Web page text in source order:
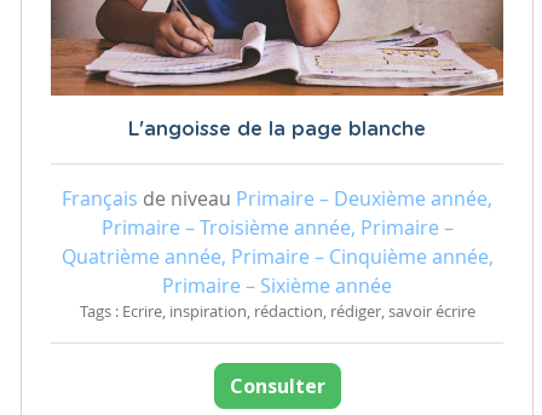
L'angoisse de la page blanche
Français de niveau Primaire – Deuxième année,
Primaire – Troisième année, Primaire –
Quatrième année, Primaire – Cinquième année,
Primaire – Sixième année
Tags : Ecrire, inspiration, rédaction, rédiger, savoir écrire
Consulter